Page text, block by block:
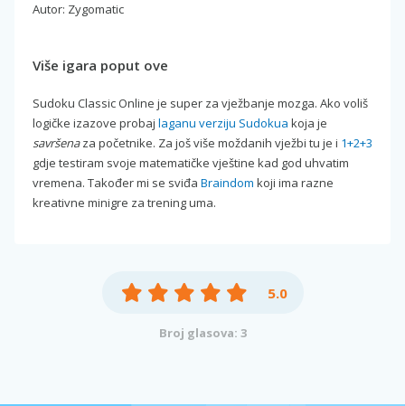
Autor: Zygomatic
Više igara poput ove
Sudoku Classic Online je super za vježbanje mozga. Ako voliš
logičke izazove probaj laganu verziju Sudokua koja je
savršenaza početnike. Za još više moždanih vježbi tu je i 1+2+3
gdje testiram svoje matematičke vještine kad god uhvatim
vremena. Također mi se sviđa Braindom koji ima razne
kreativne minigre za trening uma.
5.0
Broj glasova: 3